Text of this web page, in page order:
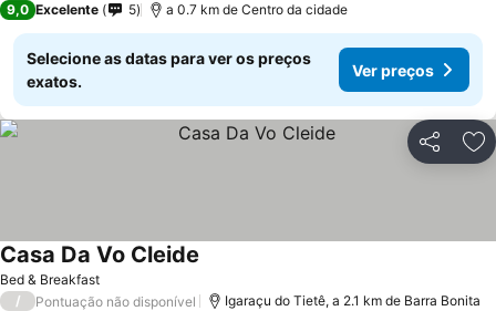
9,0 Excelente 5 a 0.7 km de Centro da cidade
Selecione as datas para ver os preços
exatos.
Ver preços
Partilhar
Bed & Breakfast
Casa Da Vo Cleide
/ Pontuação não disponível Igaraçu do Tietê, a 2.1 km de Barra Bonita